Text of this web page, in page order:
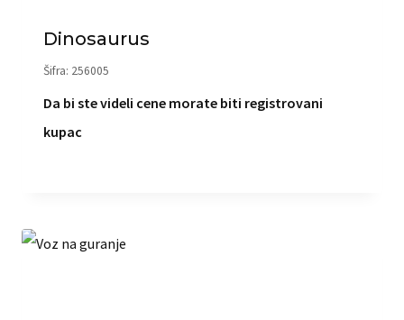
Dinosaurus
Šifra: 256005
Da bi ste videli cene morate biti registrovani
kupac